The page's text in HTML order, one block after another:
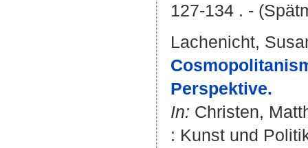
127-134 . -
Lachenicht,
Perspektive.
In: Christen,
: Kunst und